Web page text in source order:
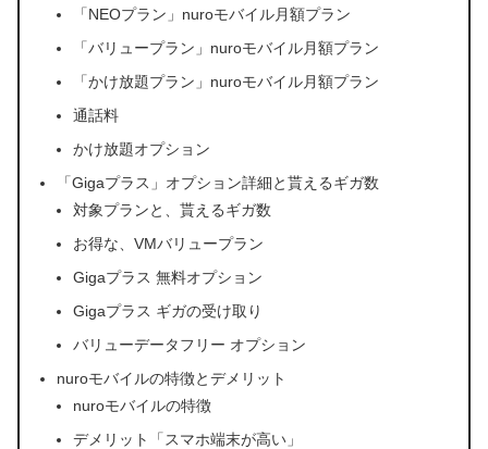
「NEOプラン」nuroモバイル月額プラン
「バリュープラン」nuroモバイル月額プラン
「かけ放題プラン」nuroモバイル月額プラン
通話料
かけ放題オプション
「Gigaプラス」オプション詳細と貰えるギガ数
対象プランと、貰えるギガ数
お得な、VMバリュープラン
Gigaプラス 無料オプション
Gigaプラス ギガの受け取り
バリューデータフリー オプション
nuroモバイルの特徴とデメリット
nuroモバイルの特徴
デメリット「スマホ端末が高い」